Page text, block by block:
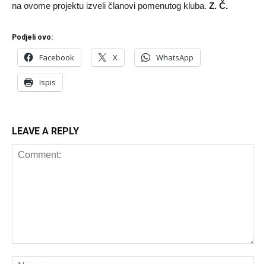
na ovome projektu izveli članovi pomenutog kluba. Z. Č.
Podjeli ovo:
Facebook X WhatsApp
Ispis
LEAVE A REPLY